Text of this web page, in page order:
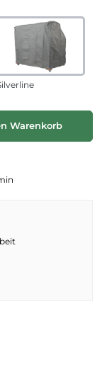
benutze die
Warenkorb